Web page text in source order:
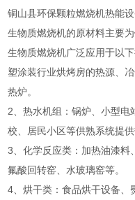
铜山县环保颗粒燃烧机热能
生物质燃烧机的原材料主要
生物质燃烧机广泛应用于以
塑涂装行业烘烤房的热源、
热炉。
2、热水机组：锅炉、小型
校、居民小区等供熟系统提供
3、化学反应类：加热油漆料
氟酸回转窑、水玻璃窑等。
4、烘干类：食品烘干设备、